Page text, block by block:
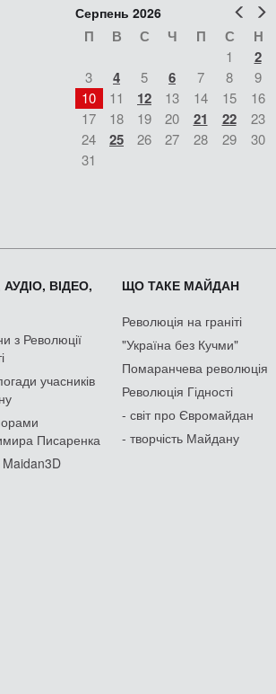
Попер
Серпень 2026
П В С Ч П С Н
1 2
3 4 5 6 7 8
9
10
11 12 13 14 15
16
17
18 19 20 21 22
23
24
25 26 27 28 29
30
31
ВІДЕО,
з Революції
учасників
Писаренка
Maidan3D
ЩО ТАКЕ МАЙДАН
Революція на граніті
"Україна без Кучми"
Помаранчева революція
Революція Гідності
- світ про Євромайдан
- творчість Майдану